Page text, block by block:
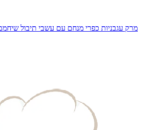
מרק עגבניות כפרי מנחם עם עשבי תיבול